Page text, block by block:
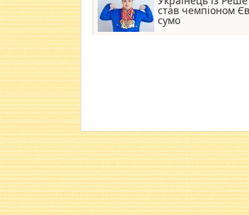
став чемпіоном
сумо